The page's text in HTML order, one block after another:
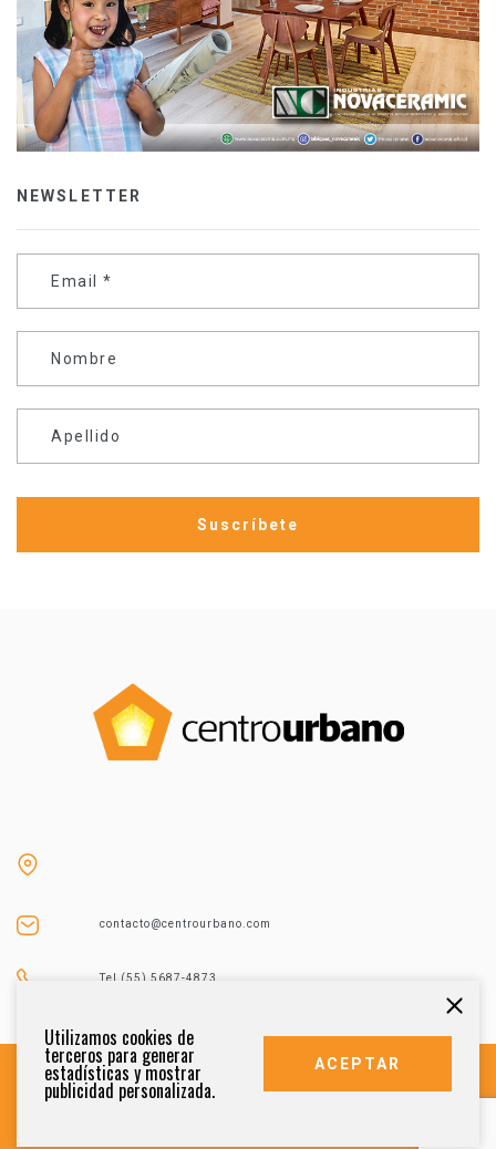
NEWSLETTER
Email *
Nombre
Apellido
contacto@centrourbano.com
Tel (55) 5687-4873
Utilizamos cookies de
terceros para generar
estadísticas y mostrar
publicidad personalizada.
ACEPTAR